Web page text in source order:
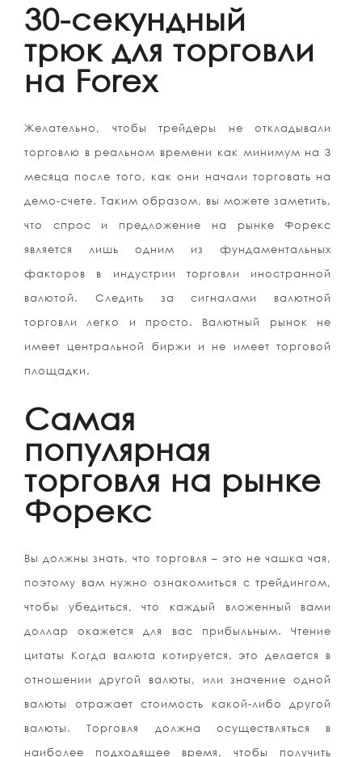
30-секундный
трюк для торговли
на Forex
Желательно, чтобы трейдеры не откладывали
торговлю в реальном времени как минимум на 3
месяца после того, как они начали торговать на
демо-счете. Таким образом, вы можете заметить,
что спрос и предложение на рынке Форекс
является лишь одним из фундаментальных
факторов в индустрии торговли иностранной
валютой. Следить за сигналами валютной
торговли легко и просто. Валютный рынок не
имеет центральной биржи и не имеет торговой
площадки.
Самая
популярная
торговля на рынке
Форекс
Вы должны знать, что торговля – это не чашка чая,
поэтому вам нужно ознакомиться с трейдингом,
чтобы убедиться, что каждый вложенный вами
доллар окажется для вас прибыльным. Чтение
цитаты Когда валюта котируется, это делается в
отношении другой валюты, или значение одной
валюты отражает стоимость какой-либо другой
валюты. Торговля должна осуществляться в
наиболее подходящее время, чтобы получить